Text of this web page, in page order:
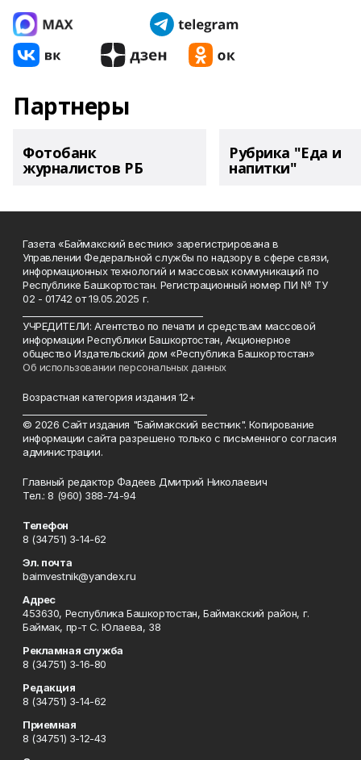
Партнеры
Фотобанк
журналистов РБ
Рубрика "Еда и
напитки"
Газета «Баймакский вестник» зарегистрирована в
Управлении Федеральной службы по надзору в сфере связи,
информационных технологий и массовых коммуникаций по
Республике Башкортостан. Регистрационный номер ПИ № ТУ
02 - 01742 от 19.05.2025 г.
УЧРЕДИТЕЛИ: Агентство по печати и средствам массовой
информации Республики Башкортостан, Акционерное
общество Издательский дом «Республика Башкортостан»
Об использовании персональных данных
Возрастная категория издания 12+
© 2026 Сайт издания "Баймакский вестник". Копирование
информации сайта разрешено только с письменного согласия
администрации.
Главный редактор Фадеев Дмитрий Николаевич
Тел.: 8 (960) 388-74-94
Телефон
8 (34751) 3-14-62
Эл. почта
baimvestnik@yandex.ru
Адрес
453630, Республика Башкортостан, Баймакский район, г.
Баймак, пр-т С. Юлаева, 38
Рекламная служба
8 (34751) 3-16-80
Редакция
8 (34751) 3-14-62
Приемная
8 (34751) 3-12-43